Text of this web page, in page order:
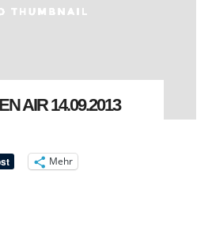
AIR 14.09.2013
Mehr